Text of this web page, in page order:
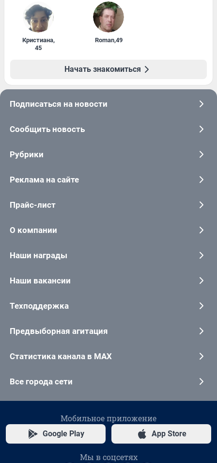
Кристиана,
45
Roman,49
Начать знакомиться
Подписаться на новости
Сообщить новость
Рубрики
Реклама на сайте
Прайс-лист
О компании
Наши награды
Наши вакансии
Техподдержка
Предвыборная агитация
Статистика канала в MAX
Все города сети
Мобильное приложение
Google Play App Store
Мы в соцсетях